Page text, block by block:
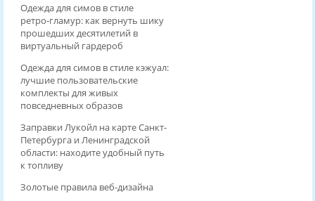
Одежда для симов в стиле
ретро‑гламур: как вернуть шику
прошедших десятилетий в
виртуальный гардероб
Одежда для симов в стиле кэжуал:
лучшие пользовательские
комплекты для живых
повседневных образов
Заправки Лукойл на карте Санкт-
Петербурга и Ленинградской
области: находите удобный путь
к топливу
Золотые правила веб-дизайна